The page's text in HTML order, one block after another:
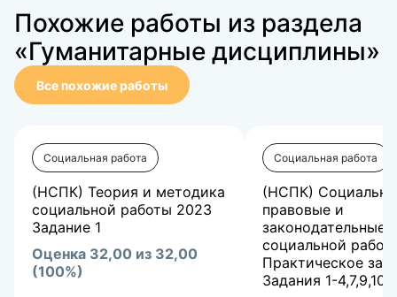
Похожие работы из раздела
«Гуманитарные дисциплины»
Все похожие работы
Социальная работа
(НСПК) Теория и методика
социальной работы 2023
Задание 1
Оценка 32,00 из 32,00
(100%)
Социальная работа
(НСПК)
правовые и
законодательные
социальной
Практическое
Задания 1-4,7,9,10